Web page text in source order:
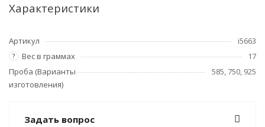
Характеристики
Артикул i5663
? Вес в граммах
17
Проба (Варианты
изготовления)
585, 750, 925
Задать вопрос